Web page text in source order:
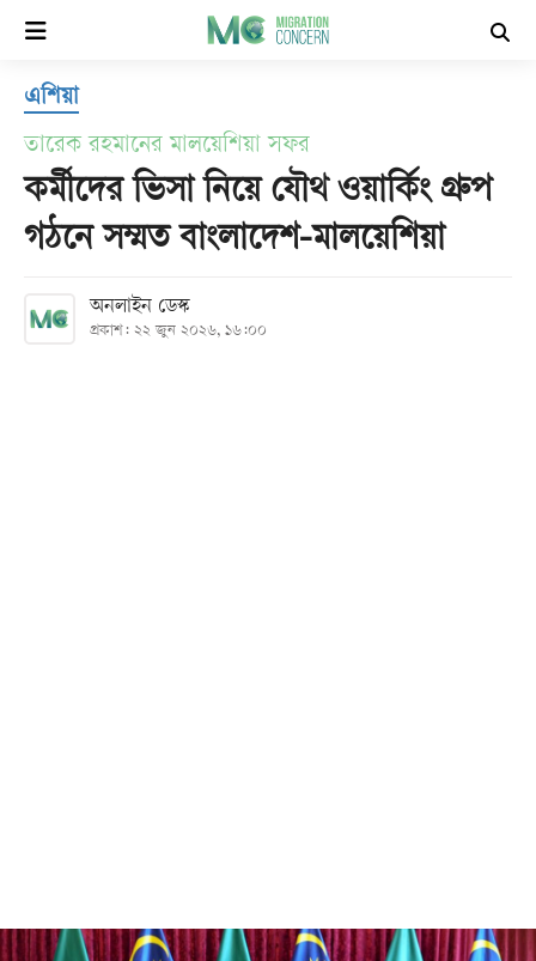
হোম
সর্বশেষ
সব
এশিয়া
তারেক রহমানের মালয়েশিয়া সফর
কর্মীদের ভিসা নিয়ে যৌথ ওয়ার্কিং গ্রুপ
গঠনে সম্মত বাংলাদেশ-মালয়েশিয়া
অনলাইন ডেস্ক
প্রকাশ: ২২ জুন ২০২৬, ১৬:০০